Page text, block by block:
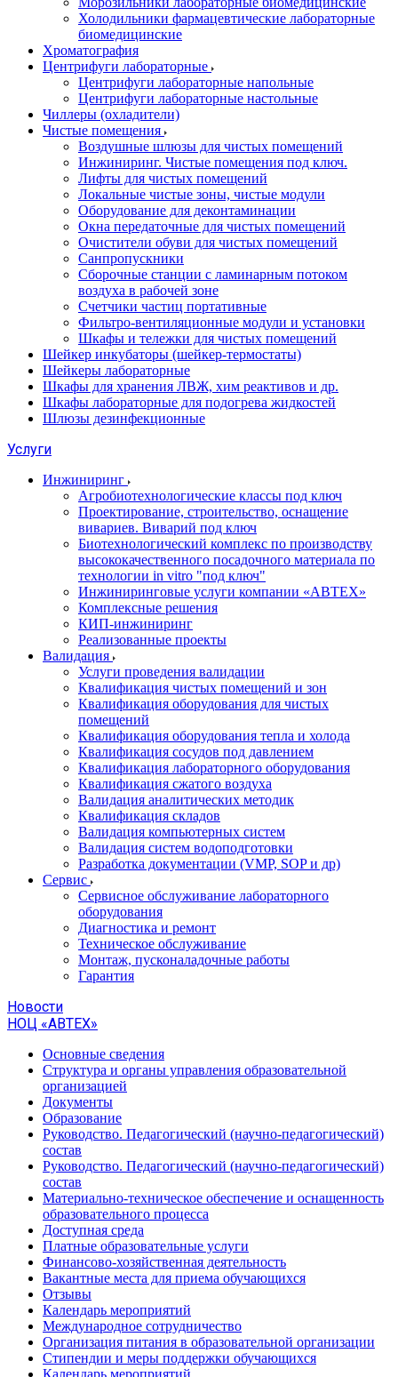
Холодильники фармацевтические лабораторные
биомедицинские
Хроматография
Центрифуги лабораторные
Центрифуги лабораторные напольные
Центрифуги лабораторные настольные
Чиллеры (охладители)
Чистые помещения
Воздушные шлюзы для чистых помещений
Инжиниринг. Чистые помещения под ключ.
Лифты для чистых помещений
Локальные чистые зоны, чистые модули
Оборудование для деконтаминации
Окна передаточные для чистых помещений
Очистители обуви для чистых помещений
Санпропускники
Сборочные станции с ламинарным потоком
воздуха в рабочей зоне
Счетчики частиц портативные
Фильтро-вентиляционные модули и установки
Шкафы и тележки для чистых помещений
Шейкер инкубаторы (шейкер-термостаты)
Шейкеры лабораторные
Шкафы для хранения ЛВЖ, хим реактивов и др.
Шкафы лабораторные для подогрева жидкостей
Шлюзы дезинфекционные
Услуги
Инжиниринг
Агробиотехнологические классы под ключ
Проектирование, строительство, оснащение
вивариев. Виварий под ключ
Биотехнологический комплекс по производству
высококачественного посадочного материала по
технологии in vitro "под ключ"
Инжиниринговые услуги компании «АВТЕХ»
Комплексные решения
КИП-инжиниринг
Реализованные проекты
Валидация
Услуги проведения валидации
Квалификация чистых помещений и зон
Квалификация оборудования для чистых
помещений
Квалификация оборудования тепла и холода
Квалификация сосудов под давлением
Квалификация лабораторного оборудования
Квалификация сжатого воздуха
Валидация аналитических методик
Квалификация складов
Валидация компьютерных систем
Валидация систем водоподготовки
Разработка документации (VMP, SOP и др)
Cервис
Сервисное обслуживание лабораторного
оборудования
Диагностика и ремонт
Техническое обслуживание
Монтаж, пусконаладочные работы
Гарантия
Новости
НОЦ «АВТЕХ»
Основные сведения
Структура и органы управления образовательной
организацией
Документы
Образование
Руководство. Педагогический (научно-педагогический)
состав
Руководство. Педагогический (научно-педагогический)
состав
Материально-техническое обеспечение и оснащенность
образовательного процесса
Доступная среда
Платные образовательные услуги
Финансово-хозяйственная деятельность
Вакантные места для приема обучающихся
Отзывы
Календарь мероприятий
Международное сотрудничество
Организация питания в образовательной организации
Стипендии и меры поддержки обучающихся
Календарь мероприятий